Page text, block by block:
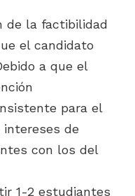
de la factibilidad
el candidato
a que el
para el
de
con los del
1-2 estudiantes